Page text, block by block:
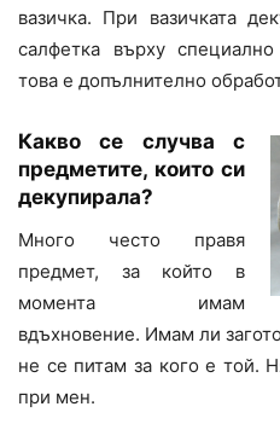
вазичка. При вазичката
салфетка върху
това е допълнително
Какво се случва с
предметите, които си
декупирала?
Много често правя
предмет, за който в
момента имам
вдъхновение. Имам ли
не се питам за кого е той.
при мен.